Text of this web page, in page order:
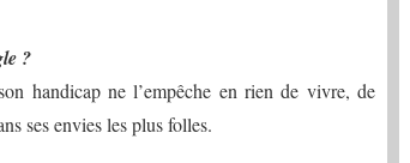
?
handicap ne l’empêche en rien de vivre, de
ses envies les plus folles.